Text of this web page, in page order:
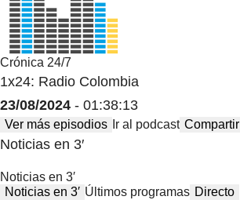
Crónica 24/7
1x24: Radio Colombia
23/08/2024 - 01:38:13
Ver más episodios Ir al podcast Compartir
Noticias en 3′
Noticias en 3′
Noticias en 3′ Últimos programas Directo